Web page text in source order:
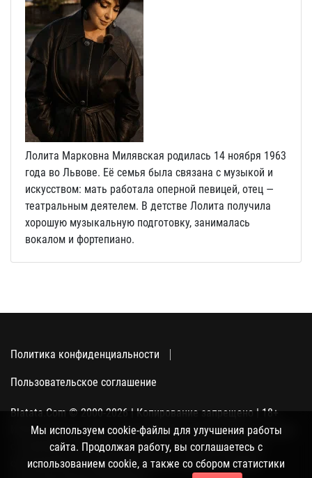
Лолита Марковна Милявская родилась 14 ноября 1963
года во Львове. Её семья была связана с музыкой и
искусством: мать работала оперной певицей, отец —
театральным деятелем. В детстве Лолита получила
хорошую музыкальную подготовку, занималась
вокалом и фортепиано.
Политика конфиденциальности
Пользовательское соглашение
Blatata.Com © 2000-2026 | Копирование запрещено | 18+
Использование сайта подразумевает ваше полное согласие
с политикой конфиденциальности, пользовательским
соглашением и поддержкой куки, а также со сбором
Мы используем cookie-файлы для улучшения работы
сайта. Продолжая работу, вы соглашаетесь с
использованием cookie, а также со сбором статистики